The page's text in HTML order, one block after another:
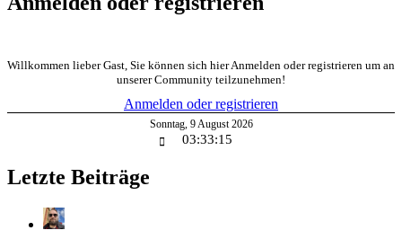
Willkommen lieber Gast, Sie können sich hier Anmelden oder registrieren um an
unserer Community teilzunehmen!
Anmelden oder registrieren
Sonntag, 9August 2026
03:33:16
Letzte Beiträge